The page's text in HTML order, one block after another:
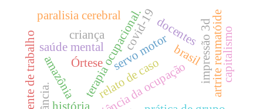
ciência da ocupação
saúde mentalterapia ocupacional. brasil
história
Órtese impressão 3dartrite reumatóide
servo motor
ambiente de trabalho docentes
paralisia cerebral covid-19
criança capitalismo
amazônia relato de caso